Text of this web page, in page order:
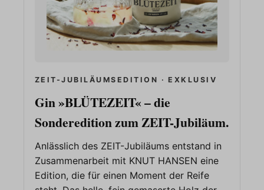
ZEIT-JUBILÄUMSEDITION · EXKLUSIV
Gin »BLÜTEZEIT« – die
Sonderedition zum ZEIT-Jubiläum.
Anlässlich des ZEIT-Jubiläums entstand in
Zusammenarbeit mit KNUT HANSEN eine
Edition, die für einen Moment der Reife